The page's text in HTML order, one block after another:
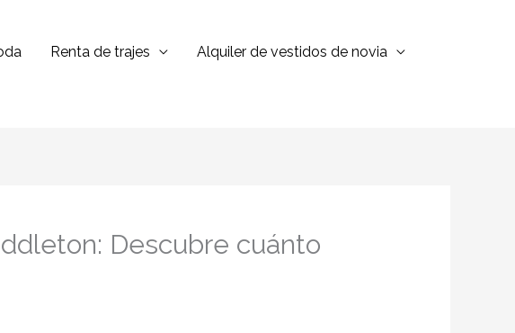
Renta de trajes
Alquiler de vestidos de novia
Descubre cuánto